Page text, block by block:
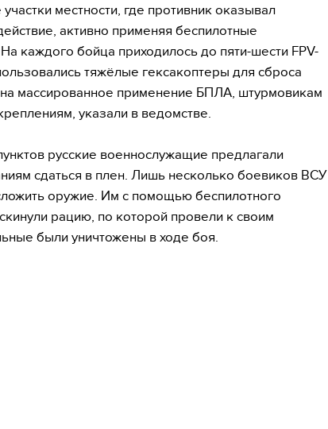
местности, где противник оказывал
активно применяя беспилотные
каждого бойца приходилось до пяти-шести FPV-
тяжёлые гексакоптеры для сброса
массированное применение БПЛА, штурмовикам
указали в ведомстве.
русские военнослужащие предлагали
сдаться в плен. Лишь несколько боевиков ВСУ
оружие. Им с помощью беспилотного
рацию, по которой провели к своим
были уничтожены в ходе боя.